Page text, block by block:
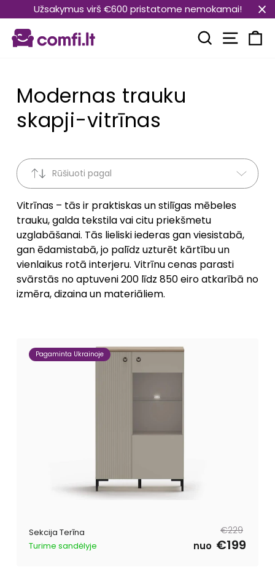
uz
saturu
Užsakymus virš €600 pristatome nemokamai!
Meklēt
Modernas trauku
skapji-vitrīnas
Rūšiuoti pagal
Vitrīnas – tās ir praktiskas un stilīgas mēbeles
trauku, galda tekstila vai citu priekšmetu
uzglabāšanai. Tās lieliski iederas gan viesistabā,
gan ēdamistabā, jo palīdz uzturēt kārtību un
vienlaikus rotā interjeru. Vitrīnu cenas parasti
svārstās no aptuveni 200 līdz 850 eiro atkarībā no
izmēra, dizaina un materiāliem.
Pagaminta Ukrainoje
Sekcija Terīna
Turime sandėlyje
Parastā
cena
€229
Pārdošanas
cena
nuo €199